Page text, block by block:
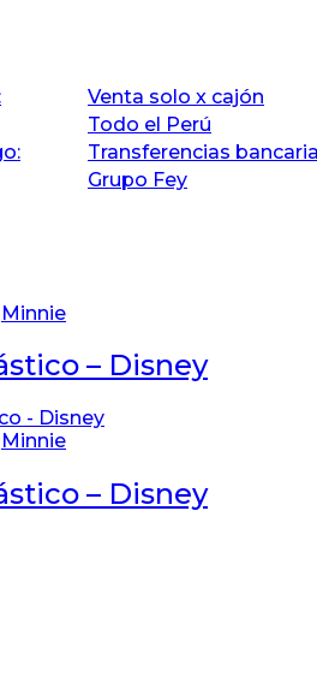
Venta solo x cajón
Todo el Perú
Transferencias
Grupo Fey
Minnie
– Disney
Minnie
– Disney